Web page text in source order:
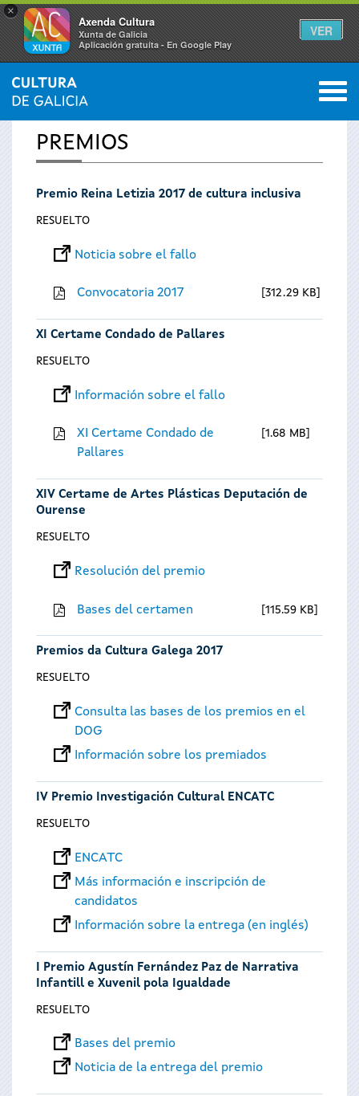
×
Axenda Cultura
Xunta de Galicia
Aplicación gratuíta - En Google Play
VER
Se
encuentra
usted
INICIO 0
PREMIOS
Premio Reina Letizia 2017 de cultura inclusiva
RESUELTO
Noticia sobre el fallo
Convocatoria 2017 312.29 KB
XI Certame Condado de Pallares
RESUELTO
Información sobre el fallo
XI Certame Condado de
Pallares
1.68 MB
XIV Certame de Artes Plásticas Deputación de
Ourense
RESUELTO
Resolución del premio
Bases del certamen 115.59 KB
Premios da Cultura Galega 2017
RESUELTO
Consulta las bases de los premios en el
DOG
Información sobre los premiados
IV Premio Investigación Cultural ENCATC
RESUELTO
ENCATC
Más información e inscripción de
candidatos
Información sobre la entrega (en inglés)
I Premio Agustín Fernández Paz de Narrativa
Infantill e Xuvenil pola Igualdade
RESUELTO
Bases del premio
Noticia de la entrega del premio